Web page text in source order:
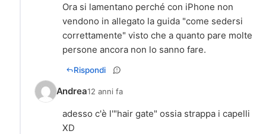
Ora si lamentano perché con iPhone non
vendono in allegato la guida "come sedersi
correttamente" visto che a quanto pare molte
persone ancora non lo sanno fare.
Rispondi
Andrea12 anni fa
adesso c'è l'"hair gate" ossia strappa i capelli
XD